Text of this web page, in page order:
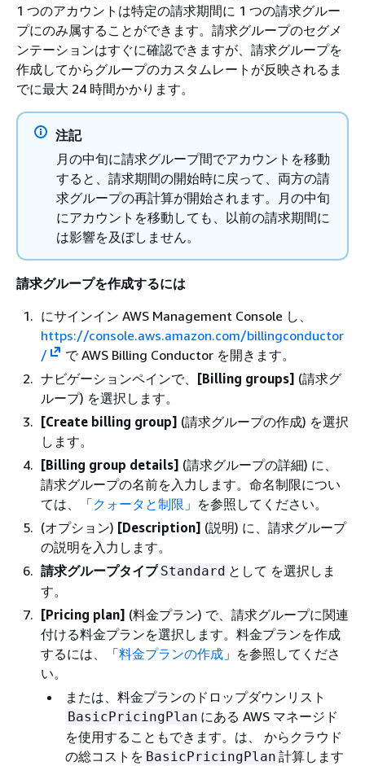
1 つのアカウントは特定の請求期間に 1 つの請求グルー
プにのみ属することができます。請求グループのセグメ
ンテーションはすぐに確認できますが、請求グループを
作成してからグループのカスタムレートが反映されるま
でに最大 24 時間かかります。
注記
月の中旬に請求グループ間でアカウントを移動
すると、請求期間の開始時に戻って、両方の請
求グループの再計算が開始されます。月の中旬
にアカウントを移動しても、以前の請求期間に
は影響を及ぼしません。
請求グループを作成するには
にサインイン AWS Management Console し、
https://console.aws.amazon.com/billingconductor
/
で AWS Billing Conductor を開きます。
ナビゲーションペインで、 [Billing groups] (請求グ
ループ) を選択します。
[Create billing group] (請求グループの作成) を選択
します。
[Billing group details] (請求グループの詳細) に、
請求グループの名前を入力します。命名制限につい
ては、「クォータと制限 」を参照してください。
(オプション) [Description] (説明) に、請求グループ
の説明を入力します。
請求グループタイプ Standard として を選択しま
す。
[Pricing plan] (料金プラン) で、請求グループに関連
付ける料金プランを選択します。料金プランを作成
するには、「料金プランの作成 」を参照してくださ
い。
または、料金プランのドロップダウンリスト
BasicPricingPlan にある AWS マネージド
を使用することもできます。は、 からクラウド
の総コストを BasicPricingPlan 計算します